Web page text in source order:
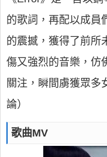
的歌詞，再配以成員
的震撼，獲得了前所
傷又強烈的音樂，仿
關注，瞬間虜獲眾多
論）
歌曲MV